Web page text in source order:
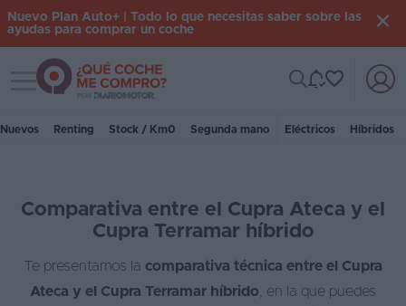
Iniciar
Coches
Renting
Nuevo Plan Auto+ | Todo lo que necesitas saber sobre las
ayudas para comprar un coche
Toggle navigation
Nuevos Renting Stock / Km0 Segunda mano Eléctricos Híbridos
Comparativa entre el Cupra Ateca y el
Cupra Terramar híbrido
Te presentamos la comparativa técnica entre el Cupra
Ateca y el Cupra Terramar híbrido , en la que puedes